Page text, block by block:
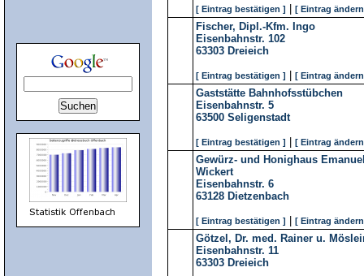
[ Eintrag bestätigen ] [ Eintrag
Fischer, Dipl.-Kfm. Ingo
Eisenbahnstr. 102
63303 Dreieich
[ Eintrag bestätigen ] [ Eintrag
Gaststätte Bahnhofsstübchen
Eisenbahnstr. 5
63500 Seligenstadt
[ Eintrag bestätigen ] [ Eintrag
Gewürz- und Honighaus
Wickert
Eisenbahnstr. 6
63128 Dietzenbach
[ Eintrag bestätigen ] [ Eintrag
Götzel, Dr. med. Rainer u.
Eisenbahnstr. 11
63303 Dreieich